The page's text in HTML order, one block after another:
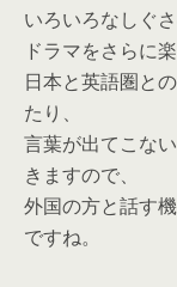
いろいろなしぐ
ドラマをさらに
日本と英語圏と
たり、
言葉が出てこな
きますので、
外国の方と話す
ですね。